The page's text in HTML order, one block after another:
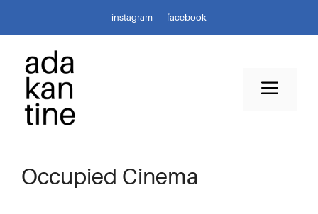
Inhalt
springen
instagram facebook
Occupied Cinema